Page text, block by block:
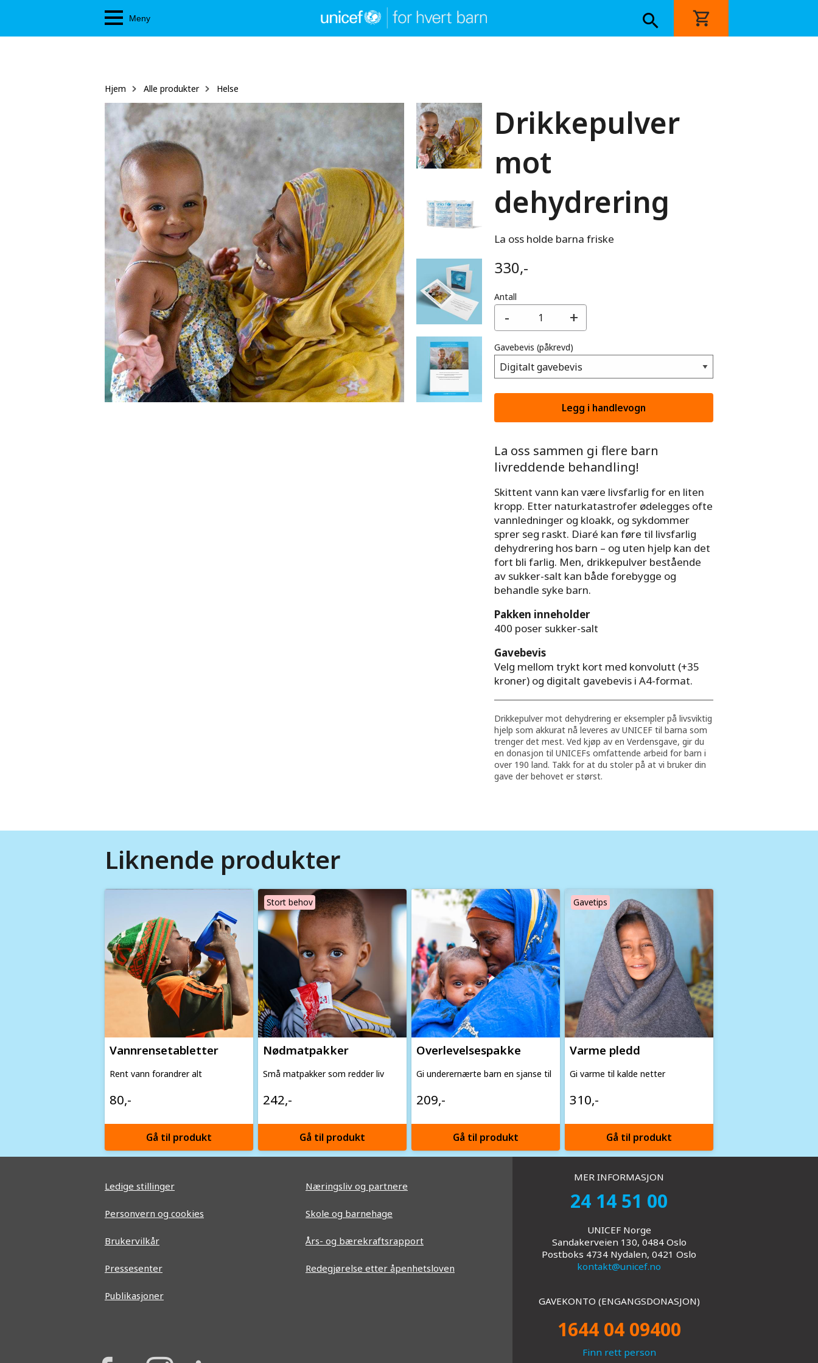
hovedinnhold
Meny
Hjem Alle produkter Helse
Drikkepulver
mot
dehydrering
La oss holde barna friske
330,-
Antall
+
-
Gavebevis (påkrevd)
La oss sammen gi flere barn
livreddende behandling!
Skittent vann kan være livsfarlig for en liten
kropp. Etter naturkatastrofer ødelegges ofte
vannledninger og kloakk, og sykdommer
sprer seg raskt. Diaré kan føre til livsfarlig
dehydrering hos barn – og uten hjelp kan det
fort bli farlig. Men, drikkepulver bestående
av sukker-salt kan både forebygge og
behandle syke barn.
Pakken inneholder
400 poser sukker-salt
Gavebevis
Velg mellom trykt kort med konvolutt (+35
kroner) og digitalt gavebevis i A4-format.
Drikkepulver mot dehydrering er eksempler på livsviktig
hjelp som akkurat nå leveres av UNICEF til barna som
trenger det mest. Ved kjøp av en Verdensgave, gir du
en donasjon til UNICEFs omfattende arbeid for barn i
over 190 land. Takk for at du stoler på at vi bruker din
gave der behovet er størst.
Liknende produkter
Vannrense­tabletter
Rent vann forandrer alt
80,-
Gå til produkt
Stort behov
Image
Nødmatpakker
Små matpakker som redder liv
242,-
Gå til produkt
Image
Overlevelses­pakke
Gi underernærte barn en sjanse til
209,-
Gå til produkt
Gavetips
Image
Varme pledd
Gi varme til kalde netter
310,-
Gå til produkt
Ledige stillinger
Personvern og cookies
Brukervilkår
Pressesenter
Publikasjoner
Næringsliv og partnere
Skole og barnehage
Års- og bærekraftsrapport
Redegjørelse etter åpenhetsloven
MER INFORMASJON
24 14 51 00
UNICEF Norge
Sandakerveien 130, 0484 Oslo
Postboks 4734 Nydalen, 0421 Oslo
kontakt@unicef.no
GAVEKONTO (ENGANGSDONASJON)
1644 04 09400
Finn rett person